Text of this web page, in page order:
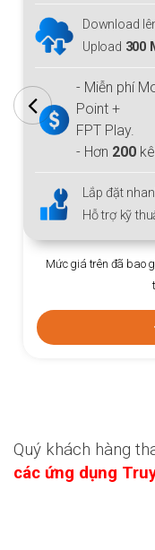
Download
Upload 300
- Miễn phí
Point +
FPT Play.
- Hơn 200
Lắp đặt
Hỗ trợ kỹ
Mức giá trên đã bao
Quý khách hàng
các ứng dụng